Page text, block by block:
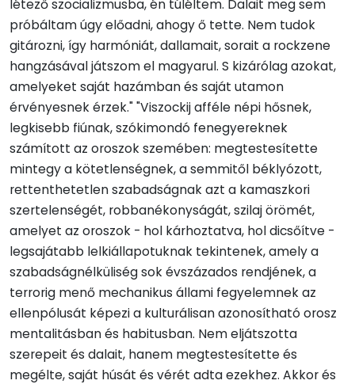
létező szocializmusba, én túléltem. Dalait meg sem
próbáltam úgy előadni, ahogy ő tette. Nem tudok
gitározni, így harmóniát, dallamait, sorait a rockzene
hangzásával játszom el magyarul. S kizárólag azokat,
amelyeket saját hazámban és saját utamon
érvényesnek érzek." "Viszockij afféle népi hősnek,
legkisebb fiúnak, szókimondó fenegyereknek
számított az oroszok szemében: megtestesítette
mintegy a kötetlenségnek, a semmitől béklyózott,
rettenthetetlen szabadságnak azt a kamaszkori
szertelenségét, robbanékonyságát, szilaj örömét,
amelyet az oroszok - hol kárhoztatva, hol dicsőítve -
legsajátabb lelkiállapotuknak tekintenek, amely a
szabadságnélküliség sok évszázados rendjének, a
terrorig menő mechanikus állami fegyelemnek az
ellenpólusát képezi a kulturálisan azonosítható orosz
mentalitásban és habitusban. Nem eljátszotta
szerepeit és dalait, hanem megtestesítette és
megélte, saját húsát és vérét adta ezekhez. Akkor és